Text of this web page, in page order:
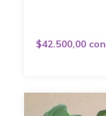
$42.500,00 con